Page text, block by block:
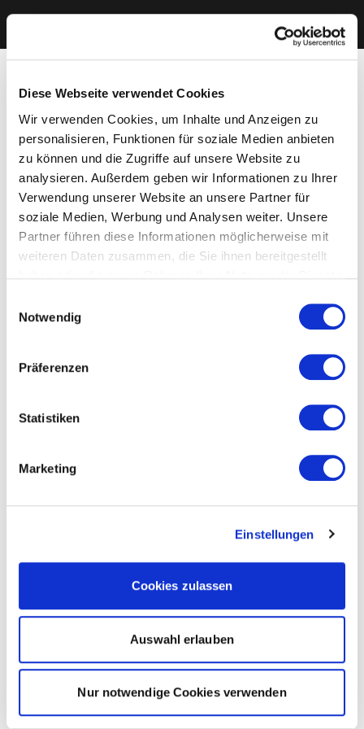
Diese Webseite verwendet Cookies
Wir verwenden Cookies, um Inhalte und Anzeigen zu
personalisieren, Funktionen für soziale Medien anbieten
zu können und die Zugriffe auf unsere Website zu
analysieren. Außerdem geben wir Informationen zu Ihrer
Verwendung unserer Website an unsere Partner für
soziale Medien, Werbung und Analysen weiter. Unsere
Partner führen diese Informationen möglicherweise mit
weiteren Daten zusammen, die Sie ihnen bereitgestellt
Cookies, wenn Sie unsere Webseite weiterhin nutzen.
Notwendig
Präferenzen
Statistiken
Marketing
Einstellungen
Cookies zulassen
Auswahl erlauben
Nur notwendige Cookies verwenden